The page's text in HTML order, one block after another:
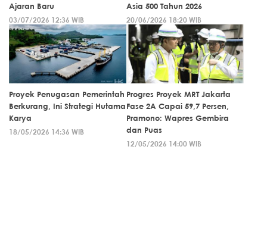
Ajaran Baru
03/07/2026 12:36 WIB
Asia 500 Tahun 2026
20/06/2026 18:20 WIB
Proyek Penugasan Pemerintah
Berkurang, Ini Strategi Hutama
Karya
18/05/2026 14:36 WIB
Progres Proyek MRT Jakarta
Fase 2A Capai 59,7 Persen,
Pramono: Wapres Gembira
dan Puas
12/05/2026 14:00 WIB